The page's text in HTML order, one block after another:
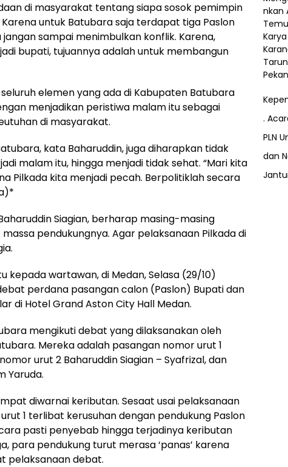
di masyarakat tentang siapa sosok pemimpin
untuk Batubara saja terdapat tiga Paslon
sampai menimbulkan konflik. Karena,
bupati, tujuannya adalah untuk membangun
elemen yang ada di Kabupaten Batubara
menjadikan peristiwa malam itu sebagai
di masyarakat.
kata Baharuddin, juga diharapkan tidak
malam itu, hingga menjadi tidak sehat. “Mari kita
Pilkada kita menjadi pecah. Berpolitiklah secara
Siagian, berharap masing-masing
pendukungnya. Agar pelaksanaan Pilkada di
kepada wartawan, di Medan, Selasa (29/10)
perdana pasangan calon (Paslon) Bupati dan
di Hotel Grand Aston City Hall Medan.
mengikuti debat yang dilaksanakan oleh
Mereka adalah pasangan nomor urut 1
urut 2 Baharuddin Siagian – Syafrizal, dan
Yaruda.
diwarnai keributan. Sesaat usai pelaksanaan
1 terlibat kerusuhan dengan pendukung Paslon
pasti penyebab hingga terjadinya keributan
para pendukung turut merasa ‘panas’ karena
pelaksanaan debat.
.
PLN
dan